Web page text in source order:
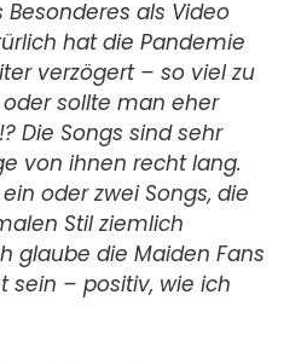
als Video
hat die Pandemie
verzögert – so viel zu
sollte man eher
Die Songs sind sehr
von ihnen recht lang.
oder zwei Songs, die
Stil ziemlich
glaube die Maiden Fans
sein – positiv, wie ich